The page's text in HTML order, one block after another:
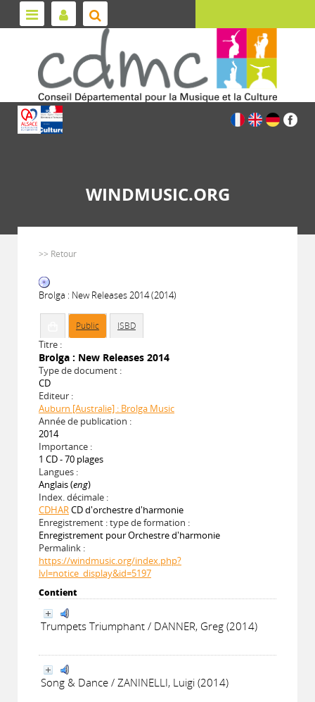
WINDMUSIC.ORG
>> Retour
Brolga : New Releases 2014 (2014)
Public ISBD
Titre :
Brolga : New Releases 2014
Type de document :
CD
Editeur :
Auburn [Australie] : Brolga Music
Année de publication :
2014
Importance :
1 CD - 70 plages
Langues :
Anglais (eng)
Index. décimale :
CDHARCD d'orchestre d'harmonie
Enregistrement : type de formation :
Enregistrement pour Orchestre d'harmonie
Permalink :
https://windmusic.org/index.php?
lvl=notice_display&id=5197
Contient
Trumpets Triumphant / DANNER, Greg (2014)
Song & Dance / ZANINELLI, Luigi (2014)